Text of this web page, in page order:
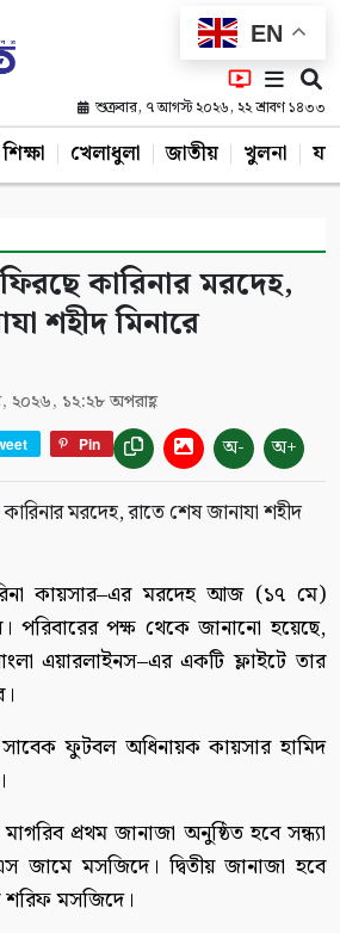
EN
শুক্রবার, ৭ আগস্ট ২০২৬, ২২ শ্রাবণ ১৪৩৩
শিক্ষা খেলাধুলা জাতীয় খুলনা
কারিনার মরদেহ,
শহীদ মিনারে
২০২৬, ১২:২৮ অপরাহ্ণ
Pin অ- অ+
কায়সার–এর মরদেহ আজ (১৭ মে)
পরিবারের পক্ষ থেকে জানানো হয়েছে,
এয়ারলাইনস–এর একটি ফ্লাইটে তার
সাবেক ফুটবল অধিনায়ক কায়সার হামিদ
প্রথম জানাজা অনুষ্ঠিত হবে সন্ধ্যা
জামে মসজিদে। দ্বিতীয় জানাজা হবে
শরিফ মসজিদে।